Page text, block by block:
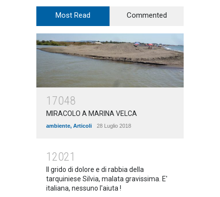
Most Read Commented
17048
MIRACOLO A MARINA VELCA
ambiente, Articoli 28 Luglio 2018
12021
Il grido di dolore e di rabbia della
tarquiniese Silvia, malata gravissima. E'
italiana, nessuno l'aiuta !